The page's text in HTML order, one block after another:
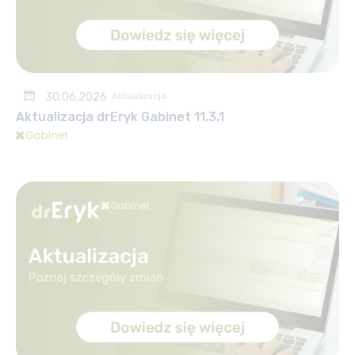
30.06.2026 Aktualizacja
Aktualizacja drEryk Gabinet 11.3.1